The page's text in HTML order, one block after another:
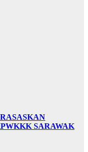
SARAWAK